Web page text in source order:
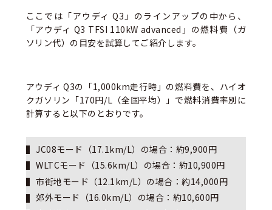
ここでは 「アウディ Q3」のラインアップの中から、
「アウディ Q3 TFSI 110kW advanced 」 の燃料費（ガ
ソリン代）の目安を試算してご紹介します。
アウディ Q3の「1,000km走行時」の燃料費を、ハイオ
クガソリン「170円/L（全国平均）」で燃料消費率別に
計算すると以下のとおりです。
JC08モード（1 7.1km/L）の場合：約9,900円
WLTCモード（15.6km/L）の場合：約10,900円
市街地モード（12.1 km/L）の場合：約14,000円
郊外モード（16.0km/L）の場合：約10,600円